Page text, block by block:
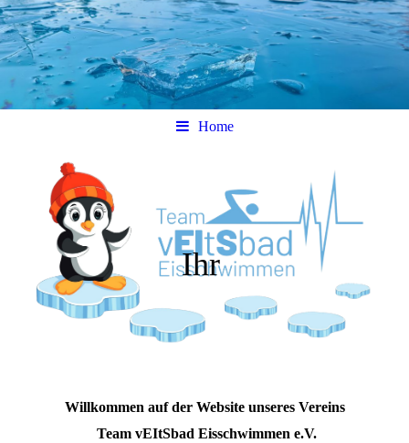
Home
Ihr
Willkommen auf der Website unseres Vereins
Team vEItSbad Eisschwimmen e.V.